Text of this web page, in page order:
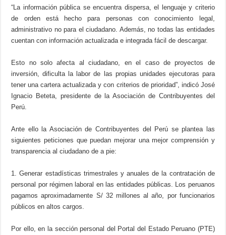
“La información pública se encuentra dispersa, el lenguaje y criterio
de orden está hecho para personas con conocimiento legal,
administrativo no para el ciudadano. Además, no todas las entidades
cuentan con información actualizada e integrada fácil de descargar.
Esto no solo afecta al ciudadano, en el caso de proyectos de
inversión, dificulta la labor de las propias unidades ejecutoras para
tener una cartera actualizada y con criterios de prioridad”, indicó José
Ignacio Beteta, presidente de la Asociación de Contribuyentes del
Perú.
Ante ello la Asociación de Contribuyentes del Perú se plantea las
siguientes peticiones que puedan mejorar una mejor comprensión y
transparencia al ciudadano de a pie:
1. Generar estadísticas trimestrales y anuales de la contratación de
personal por régimen laboral en las entidades públicas. Los peruanos
pagamos aproximadamente S/ 32 millones al año, por funcionarios
públicos en altos cargos.
Por ello, en la sección personal del Portal del Estado Peruano (PTE)